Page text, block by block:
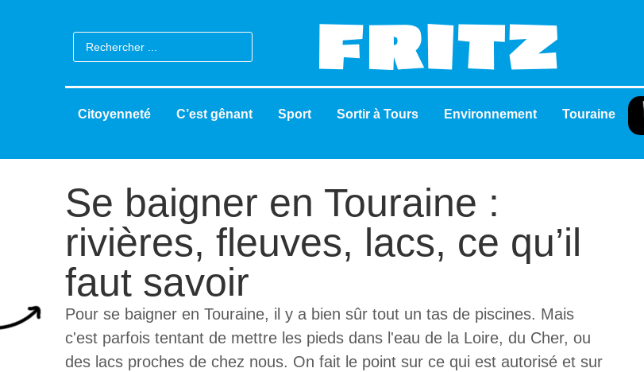
Citoyenneté C’est gênant Sport Sortir à Tours Environnement Touraine
Se baigner en Touraine :
rivières, fleuves, lacs, ce qu’il
faut savoir
Pour se baigner en Touraine, il y a bien sûr tout un tas de piscines. Mais
c'est parfois tentant de mettre les pieds dans l'eau de la Loire, du Cher, ou
des lacs proches de chez nous. On fait le point sur ce qui est autorisé et sur